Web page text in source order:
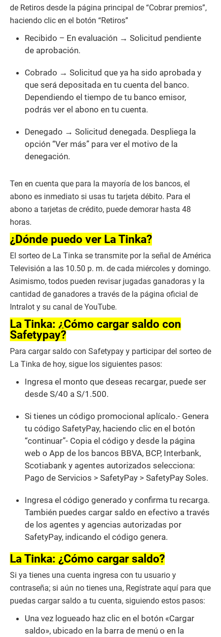
de Retiros desde la página principal de “Cobrar premios”,
haciendo clic en el botón “Retiros”
Recibido – En evaluación → Solicitud pendiente
de aprobación.
Cobrado → Solicitud que ya ha sido aprobada y
que será depositada en tu cuenta del banco.
Dependiendo el tiempo de tu banco emisor,
podrás ver el abono en tu cuenta.
Denegado → Solicitud denegada. Despliega la
opción “Ver más” para ver el motivo de la
denegación.
Ten en cuenta que para la mayoría de los bancos, el
abono es inmediato si usas tu tarjeta débito. Para el
abono a tarjetas de crédito, puede demorar hasta 48
horas.
¿Dónde puedo ver La Tinka?
El sorteo de La Tinka se transmite por la señal de América
Televisión a las 10.50 p. m. de cada miércoles y domingo.
Asimismo, todos pueden revisar jugadas ganadoras y la
cantidad de ganadores a través de la página oficial de
Intralot y su canal de YouTube.
La Tinka: ¿Cómo cargar saldo con
Safetypay?
Para cargar saldo con Safetypay y participar del sorteo de
La Tinka de hoy, sigue los siguientes pasos:
Ingresa el monto que deseas recargar, puede ser
desde S/40 a S/1.500.
Si tienes un código promocional aplícalo.- Genera
tu código SafetyPay, haciendo clic en el botón
“continuar”- Copia el código y desde la página
web o App de los bancos BBVA, BCP, Interbank,
Scotiabank y agentes autorizados selecciona:
Pago de Servicios > SafetyPay > SafetyPay Soles.
Ingresa el código generado y confirma tu recarga.
También puedes cargar saldo en efectivo a través
de los agentes y agencias autorizadas por
SafetyPay, indicando el código genera.
La Tinka: ¿Cómo cargar saldo?
Si ya tienes una cuenta ingresa con tu usuario y
contraseña; si aún no tienes una, Regístrate aquí para que
puedas cargar saldo a tu cuenta, siguiendo estos pasos:
Una vez logueado haz clic en el botón «Cargar
saldo», ubicado en la barra de menú o en la